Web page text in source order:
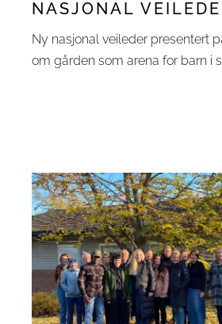
NASJONAL
Ny nasjonal veileder presentert
om gården som arena for barn i